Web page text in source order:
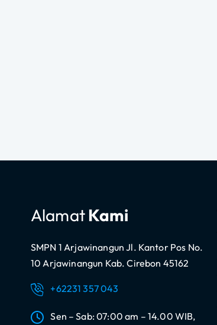
AlamatKami
SMPN 1 Arjawinangun Jl. Kantor Pos No.
10 Arjawinangun Kab. Cirebon 45162
+62231 357 043
Sen – Sab: 07:00 am – 14.00 WIB,